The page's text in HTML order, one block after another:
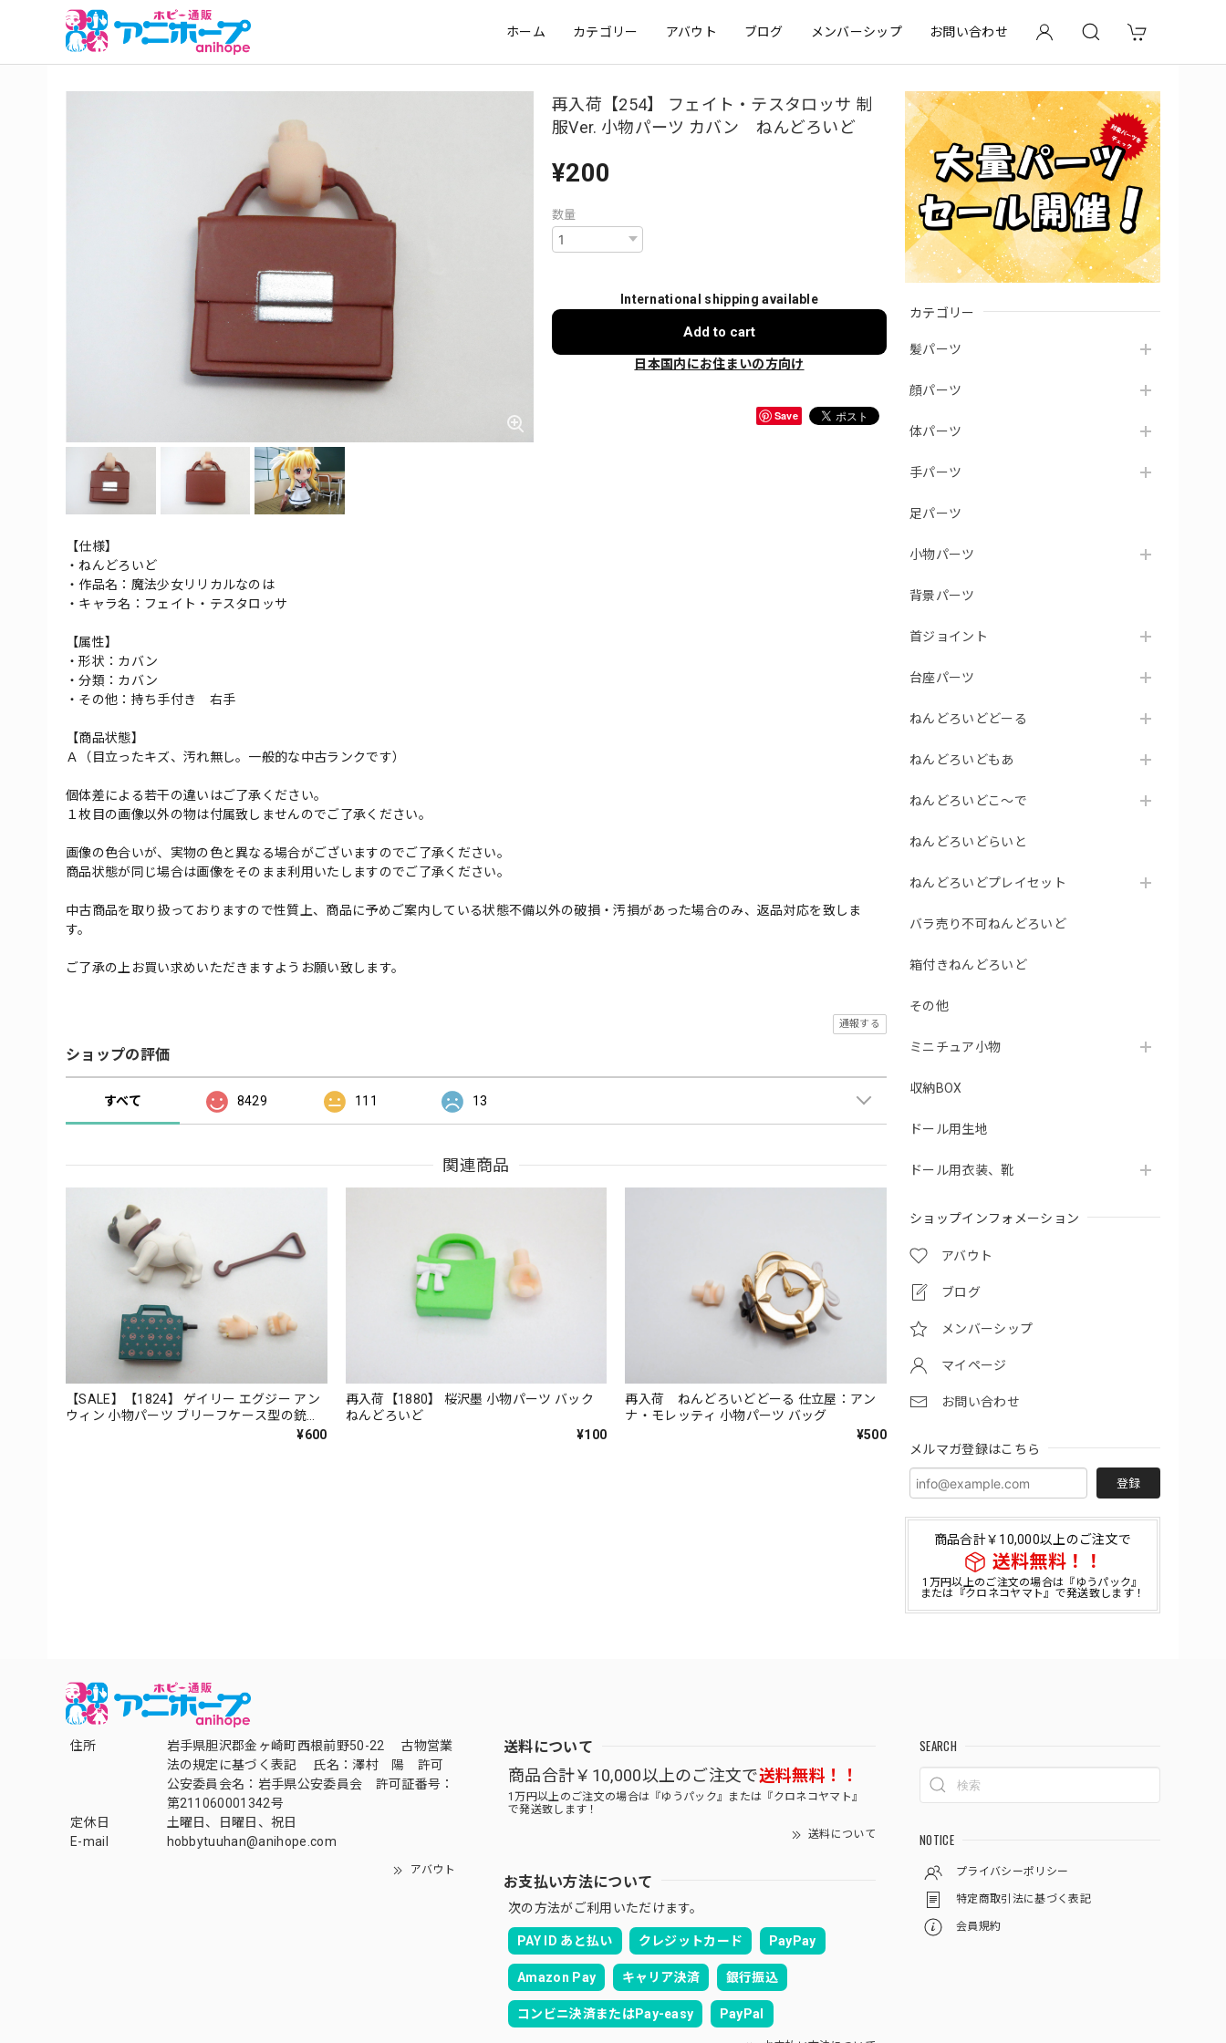
ホーム カテゴリー アバウト ブログ メンバーシップ お問い合わせ
カテゴリー
髪パーツ
顔パーツ
体パーツ
手パーツ
足パーツ
小物パーツ
背景パーツ
首ジョイント
台座パーツ
ねんどろいどどーる
ねんどろいどもあ
ねんどろいどこ～で
ねんどろいどらいと
ねんどろいどプレイセット
バラ売り不可ねんどろいど
箱付きねんどろいど
その他
ミニチュア小物
収納BOX
ドール用生地
ドール用衣装、靴
ショップインフォメーション
アバウト
ブログ
メンバーシップ
マイページ
お問い合わせ
メルマガ登録はこちら
登録
商品合計￥10,000以上のご注文で
送料無料！！
1万円以上のご注文の場合は『ゆうパック』
または『クロネコヤマト』で発送致します！
再入荷【254】 フェイト・テスタロッサ 制
服Ver. 小物パーツ カバン ねんどろいど
¥200
数量
International shipping available
Add to cart
日本国内にお住まいの方向け
Save
【仕様】
・ねんどろいど
・作品名：魔法少女リリカルなのは
・キャラ名：フェイト・テスタロッサ
【属性】
・形状：カバン
・分類：カバン
・その他：持ち手付き 右手
【商品状態】
Ａ（目立ったキズ、汚れ無し。一般的な中古ランクです）
個体差による若干の違いはご了承ください。
１枚目の画像以外の物は付属致しませんのでご了承ください。
画像の色合いが、実物の色と異なる場合がございますのでご了承ください。
商品状態が同じ場合は画像をそのまま利用いたしますのでご了承ください。
中古商品を取り扱っておりますので性質上、商品に予めご案内している状態不備以外の破損・汚損があった場合のみ、返品対応を致しま
す。
ご了承の上お買い求めいただきますようお願い致します。
通報する
ショップの評価
すべて 8429 111 13
関連商品
【SALE】【1824】 ゲイリー エグジー アン
ウィン 小物パーツ ブリーフケース型の銃と
¥600
再入荷【1880】 桜沢墨 小物パーツ バック
ねんどろいど
¥100
再入荷 ねんどろいどどーる 仕立屋：アン
ナ・モレッティ 小物パーツ バッグ
¥500
住所
岩手県胆沢郡金ヶ崎町西根前野50-22 古物営業
法の規定に基づく表記 氏名：澤村 陽 許可
公安委員会名：岩手県公安委員会 許可証番号：
第211060001342号
定休日
土曜日、日曜日、祝日
E-mail
hobbytuuhan@anihope.com
アバウト
送料について
商品合計￥10,000以上のご注文で送料無料！！
1万円以上のご注文の場合は『ゆうパック』または『クロネコヤマト』
で発送致します！
送料について
お支払い方法について
次の方法がご利用いただけます。
PAY ID あと払い クレジットカード PayPay
Amazon Pay キャリア決済 銀行振込
コンビニ決済またはPay-easy PayPal
SEARCH
NOTICE
プライバシーポリシー
特定商取引法に基づく表記
会員規約